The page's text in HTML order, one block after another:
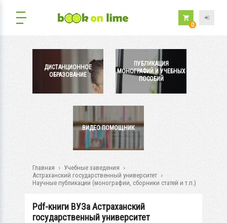
0
ДИСТАНЦИОННОЕ
ОБРАЗОВАНИЕ
ПУБЛИКАЦИЯ
МОНОГРАФИЙ И УЧЕБНЫХ
ПОСОБИЙ
ВИДЕО ПОМОЩНИК
Главная
Учебные заведения
Астраханский государственный университет
Научные публикации (монографии, сборники статей и т.п.)
Pdf-книги ВУЗа Астраханский
государственный университет